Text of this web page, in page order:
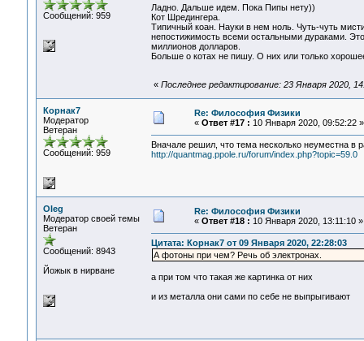
Сообщений: 959
Ладно. Дальше идем. Пока Пипы нету))
Кот Шредингера.
Типичный коан. Науки в нем ноль. Чуть-чуть
непостижимость всеми остальными дураками.
миллионов долларов.
Больше о котах не пишу. О них или только
« Последнее редактирование: 23 Января 2020,
Корнак7
Модератор
Ветеран
Сообщений: 959
Re: Философия Физики
« Ответ #17 : 10 Января 2020, 09:52:22 »
Вначале решил, что тема несколько неуместна
http://quantmag.ppole.ru/forum/index.php?topic=59.0
Oleg
Модератор своей темы
Ветеран
Сообщений: 8943
Йожык в нирване
Re: Философия Физики
« Ответ #18 : 10 Января 2020, 13:11:10 »
Цитата: Корнак7 от 09 Января 2020, 22:28:03
А фотоны при чем? Речь об электронах.
а при том что такая же картинка от них
и из металла они сами по себе не выпрыгивают